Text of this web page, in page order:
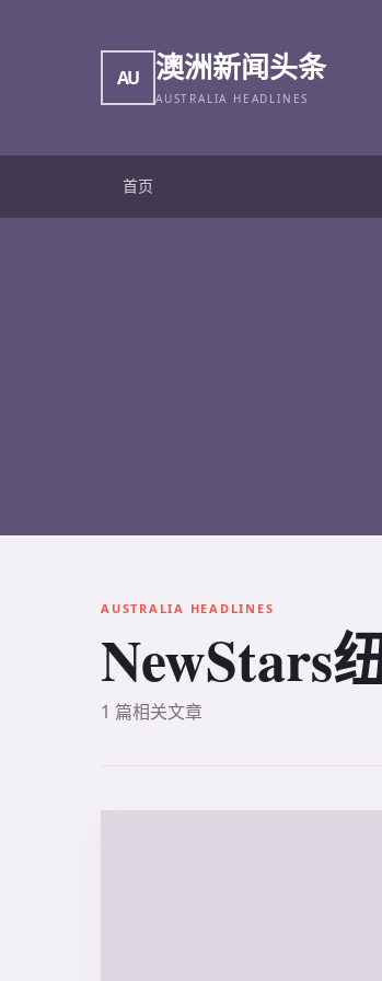
AU 澳洲新闻头条
AUSTRALIA HEADLINES
首页
AUSTRALIA HEADLINES
NewStars
1 篇相关文章